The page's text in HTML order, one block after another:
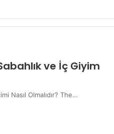
ve İç Giyim
Nasıl Olmalıdır? The…